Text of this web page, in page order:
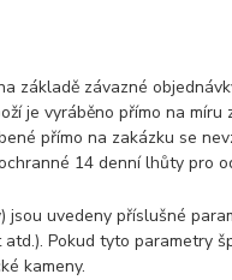
základě závazné
je vyráběno přímo na míru
přímo na zakázku se
14 denní lhůty pro
jsou uvedeny příslušné
Pokud tyto parametry
kameny.